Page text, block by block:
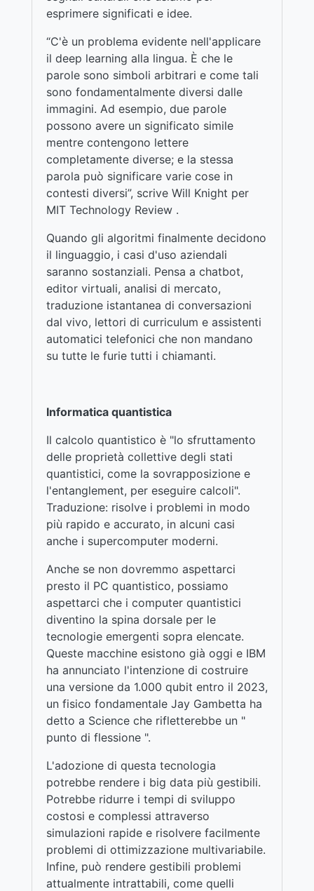
esprimere significati e idee.
“C'è un problema evidente nell'applicare
il deep learning alla lingua. È che le
parole sono simboli arbitrari e come tali
sono fondamentalmente diversi dalle
immagini. Ad esempio, due parole
possono avere un significato simile
mentre contengono lettere
completamente diverse; e la stessa
parola può significare varie cose in
contesti diversi”, scrive Will Knight per
MIT Technology Review .
Quando gli algoritmi finalmente decidono
il linguaggio, i casi d'uso aziendali
saranno sostanziali. Pensa a chatbot,
editor virtuali, analisi di mercato,
traduzione istantanea di conversazioni
dal vivo, lettori di curriculum e assistenti
automatici telefonici che non mandano
su tutte le furie tutti i chiamanti.
Informatica quantistica
Il calcolo quantistico è "lo sfruttamento
delle proprietà collettive degli stati
quantistici, come la sovrapposizione e
l'entanglement, per eseguire calcoli".
Traduzione: risolve i problemi in modo
più rapido e accurato, in alcuni casi
anche i supercomputer moderni.
Anche se non dovremmo aspettarci
presto il PC quantistico, possiamo
aspettarci che i computer quantistici
diventino la spina dorsale per le
tecnologie emergenti sopra elencate.
Queste macchine esistono già oggi e IBM
ha annunciato l'intenzione di costruire
una versione da 1.000 qubit entro il 2023,
un fisico fondamentale Jay Gambetta ha
detto a Science che rifletterebbe un "
punto di flessione ".
L'adozione di questa tecnologia
potrebbe rendere i big data più gestibili.
Potrebbe ridurre i tempi di sviluppo
costosi e complessi attraverso
simulazioni rapide e risolvere facilmente
problemi di ottimizzazione multivariabile.
Infine, può rendere gestibili problemi
attualmente intrattabili, come quelli